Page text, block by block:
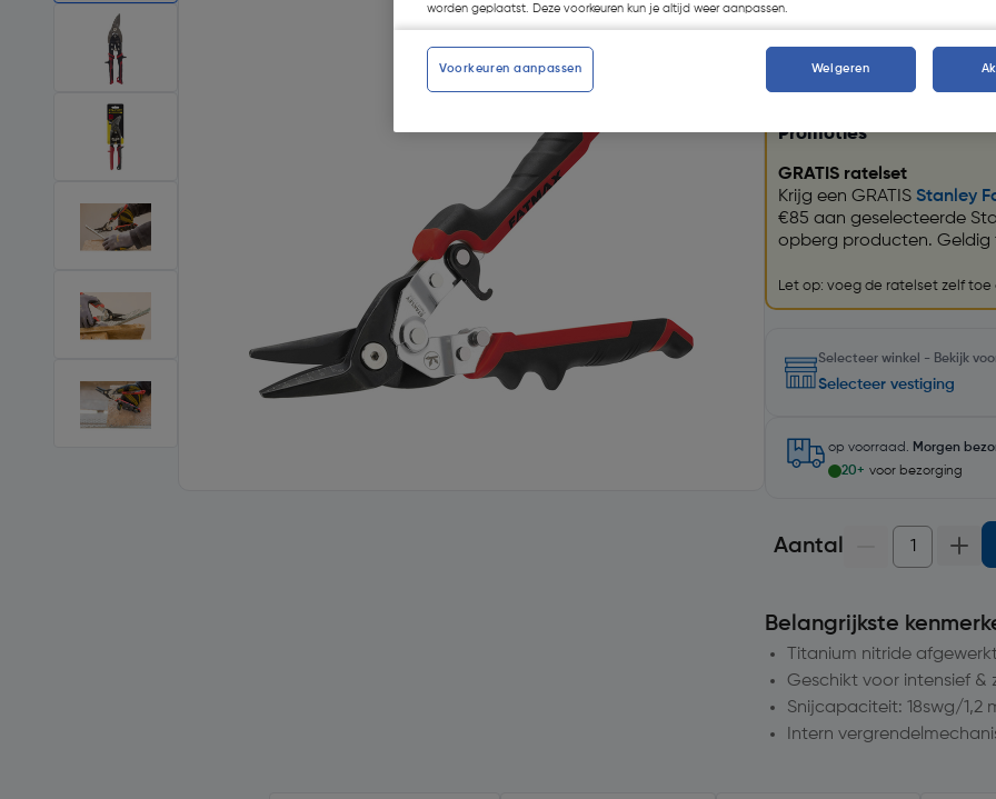
Kies productvariant
Promoties
GRATIS ratelset
Krijg een GRATIS Stanley
€85 aan geselecteerde
opberg producten. Geldig
Let op: voeg de ratelset zelf
Selecteer winkel - Bekijk
Selecteer vestiging
op voorraad. Morgen
20+ voor bezorging
Aantal
Belangrijkste
Titanium nitride
Geschikt voor intensief &
Snijcapaciteit: 18swg/1,2
Intern
worden geplaatst. Deze voorkeuren kun je altijd weer aanpassen.
Voorkeuren aanpassen Weigeren